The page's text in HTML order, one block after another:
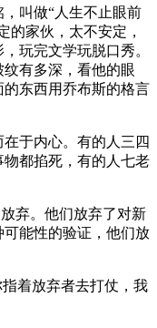
叫做“人生不止眼前
的家伙，太不安定，
玩完文学玩脱口秀。
有多深，看他的眼
东西用乔布斯的格言
于内心。有的人三四
都掐死，有的人七老
弃。他们放弃了对新
能性的验证，他们放
指着放弃者去打仗，我